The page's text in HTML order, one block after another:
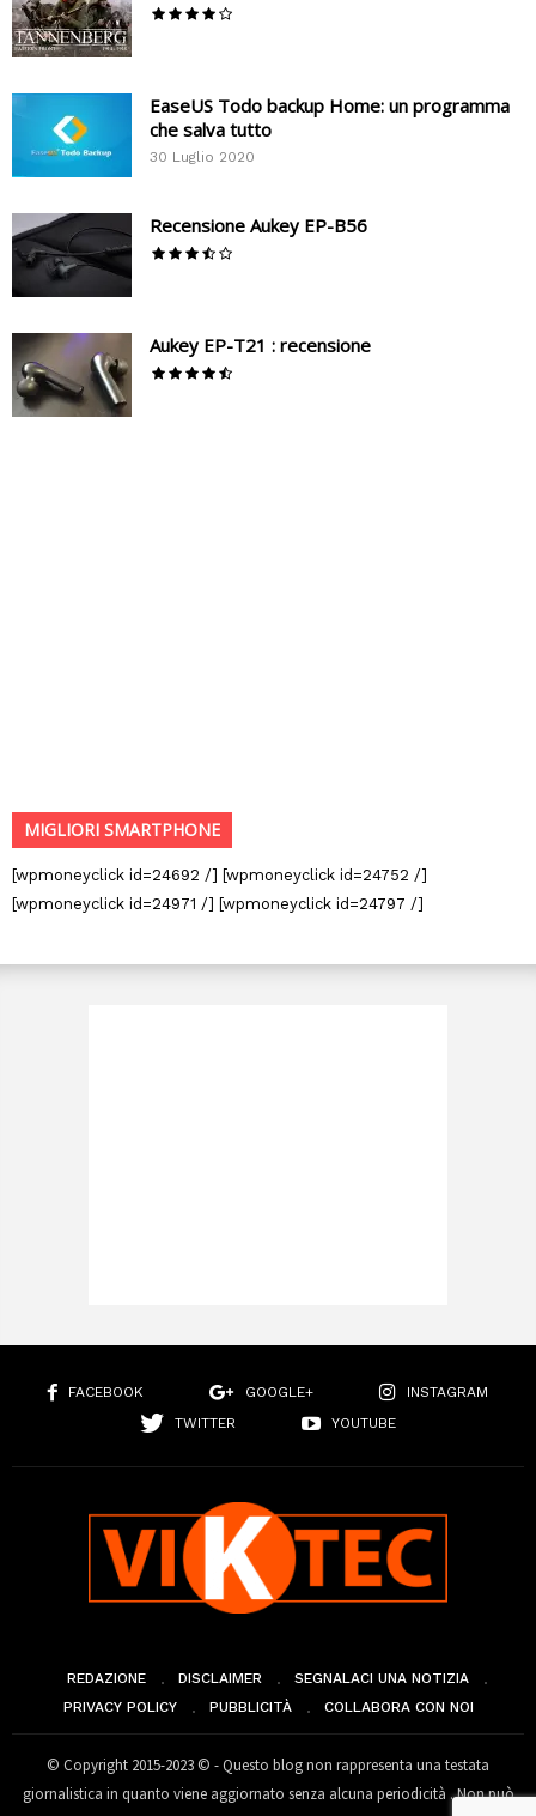
EaseUS Todo backup Home: un programma
che salva tutto
30 Luglio 2020
Recensione Aukey EP-B56
Aukey EP-T21 : recensione
MIGLIORI SMARTPHONE
[wpmoneyclick id=24692 /] [wpmoneyclick id=24752 /]
[wpmoneyclick id=24971 /] [wpmoneyclick id=24797 /]
FACEBOOK GOOGLE+
INSTAGRAM
TWITTER
YOUTUBE
REDAZIONE DISCLAIMER
SEGNALACI UNA NOTIZIA
PRIVACY POLICY
PUBBLICITÀ COLLABORA CON NOI
© Copyright 2015-2023 © - Questo blog non rappresenta una testata
giornalistica in quanto viene aggiornato senza alcuna periodicità . Non può